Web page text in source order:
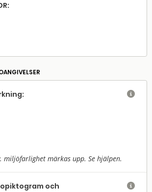
miljöfarlighet märkas upp. Se hjälpen.

och
